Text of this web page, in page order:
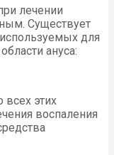
лечении
Существует
для
ануса:
этих
воспаления